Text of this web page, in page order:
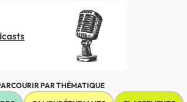
PAR THÉMATIQUE